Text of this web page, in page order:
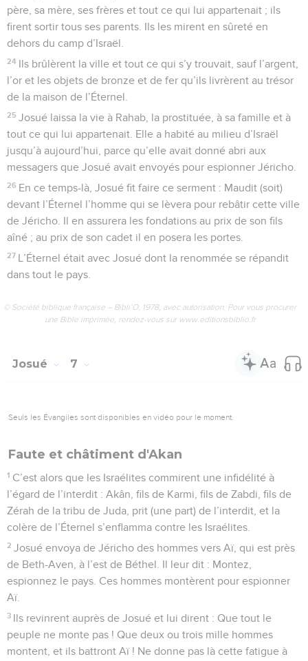
père, sa mère, ses frères et tout ce qui lui appartenait ; ils
firent sortir tous ses parents. Ils les mirent en sûreté en
dehors du camp d’Israël.
24 Ils brûlèrent la ville et tout ce qui s’y trouvait, sauf l’argent,
l’or et les objets de bronze et de fer qu’ils livrèrent au trésor
de la maison de l’Éternel.
25 Josué laissa la vie à Rahab, la prostituée, à sa famille et à
tout ce qui lui appartenait. Elle a habité au milieu d’Israël
jusqu’à aujourd’hui, parce qu’elle avait donné abri aux
messagers que Josué avait envoyés pour espionner Jéricho.
26 En ce temps-là, Josué fit faire ce serment : Maudit (soit)
devant l’Éternel l’homme qui se lèvera pour rebâtir cette ville
de Jéricho. Il en assurera les fondations au prix de son fils
aîné ; au prix de son cadet il en posera les portes.
27 L’Éternel était avec Josué dont la renommée se répandit
dans tout le pays.
© Société biblique française – Bibli’O, 1978, avec autorisation. Pour vous procurer
une Bible imprimée, rendez-vous sur www.editionsbiblio.fr
Josué 7
Seuls les Évangiles sont disponibles en vidéo pour le moment.
Faute et châtiment d'Akan
1 C’est alors que les Israélites commirent une infidélité à
l’égard de l’interdit : Akân, fils de Karmi, fils de Zabdi, fils de
Zérah de la tribu de Juda, prit (une part) de l’interdit, et la
colère de l’Éternel s’enflamma contre les Israélites.
2 Josué envoya de Jéricho des hommes vers Aï, qui est près
de Beth-Aven, à l’est de Béthel. Il leur dit : Montez,
espionnez le pays. Ces hommes montèrent pour espionner
Aï.
3 Ils revinrent auprès de Josué et lui dirent : Que tout le
peuple ne monte pas ! Que deux ou trois mille hommes
montent, et ils battront Aï ! Ne donne pas là cette fatigue à